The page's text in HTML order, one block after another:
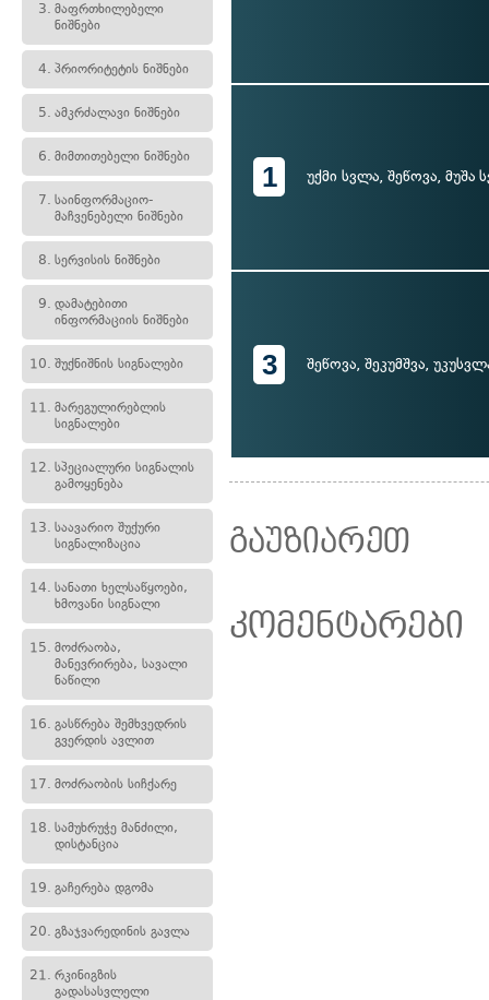
3. მაფრთხილებელი
ნიშნები
4. პრიორიტეტის ნიშნები
5. ამკრძალავი ნიშნები
6. მიმთითებელი ნიშნები
7. საინფორმაციო-
მაჩვენებელი ნიშნები
8. სერვისის ნიშნები
9. დამატებითი
ინფორმაციის ნიშნები
10. შუქნიშნის სიგნალები
11. მარეგულირებლის
სიგნალები
12. სპეციალური სიგნალის
გამოყენება
13. საავარიო შუქური
სიგნალიზაცია
14. სანათი ხელსაწყოები,
ხმოვანი სიგნალი
15. მოძრაობა,
მანევრირება, სავალი
ნაწილი
16. გასწრება შემხვედრის
გვერდის ავლით
17. მოძრაობის სიჩქარე
18. სამუხრუჭე მანძილი,
დისტანცია
19. გაჩერება დგომა
20. გზაჯვარედინის გავლა
21. რკინიგზის
გადასასვლელი
1 უქმი სვლა, შეწოვა, მუშა
3 შეწოვა, შეკუმშვა,
გაუზიარეთ
კომენტარები